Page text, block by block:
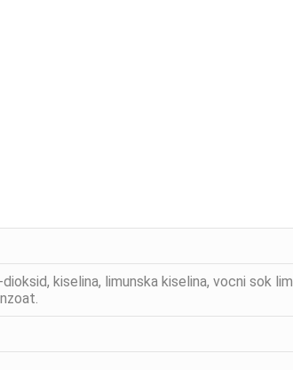
kiselina, limunska kiselina, vocni sok